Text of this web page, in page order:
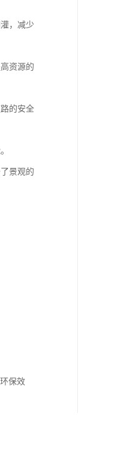
，减少
资源的
的安全
景观的
保效